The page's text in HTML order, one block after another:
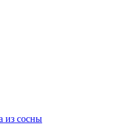
из сосны